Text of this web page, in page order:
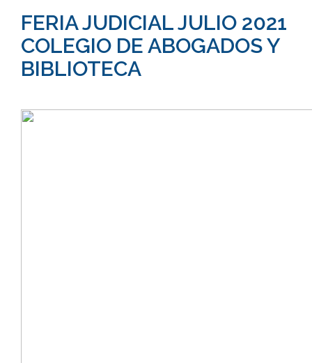
FERIA JUDICIAL JULIO 2021
COLEGIO DE ABOGADOS Y
BIBLIOTECA